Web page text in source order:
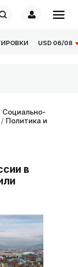
USD06/08
Социально-
/ Политика и
в